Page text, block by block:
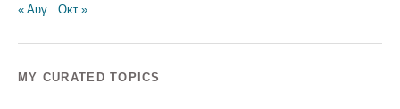
« Αυγ
Οκτ »
MY CURATED TOPICS